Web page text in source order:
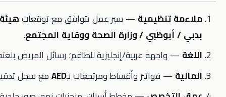
تنظيمية— سير عمل يتوافق مع توقعاتهيئة الصحة
/ وزارة الصحة ووقاية المجتمع.
عربية/إنجليزية للطاقم؛ رسائل المريض بلغته.
— فواتير وأقساط ومرتجعات بـAEDمع سجل تدقيق.